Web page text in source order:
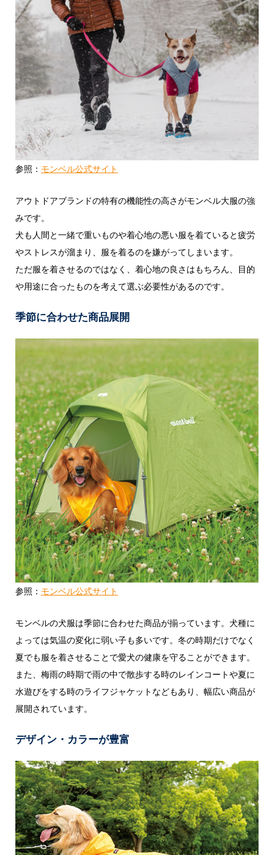
参照： モンベル公式サイト
アウトドアブランドの特有の機能性の高さがモンベル大服の強
みです。
犬も人間と一緒で重いものや着心地の悪い服を着ていると疲労
やストレスが溜まり、服を着るのを嫌がってしまいます。
ただ服を着させるのではなく、着心地の良さはもちろん、目的
や用途に合ったものを考えて選ぶ必要性があるのです。
季節に合わせた商品展開
参照： モンベル公式サイト
モンベルの犬服は季節に合わせた商品が揃っています。犬種に
よっては気温の変化に弱い子も多いです。冬の時期だけでなく
夏でも服を着させることで愛犬の健康を守ることができます。
また、梅雨の時期で雨の中で散歩する時のレインコートや夏に
水遊びをする時のライフジャケットなどもあり、幅広い商品が
展開されています。
デザイン・カラーが豊富